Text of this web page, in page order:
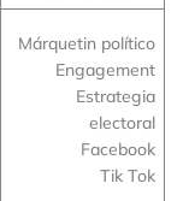
Márquetin político
Engagement
Estrategia
electoral
Facebook
Tik Tok